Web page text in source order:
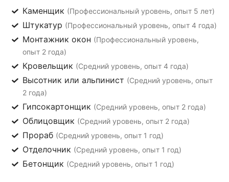
Каменщик (Профессиональный уровень, опыт 5 лет)
Штукатур (Профессиональный уровень, опыт 4 года)
Монтажник окон (Профессиональный уровень,
опыт 2 года)
Кровельщик (Средний уровень, опыт 4 года)
Высотник или альпинист (Средний уровень, опыт
2 года)
Гипсокартонщик (Средний уровень, опыт 2 года)
Облицовщик (Средний уровень, опыт 2 года)
Прораб (Средний уровень, опыт 1 год)
Отделочник (Средний уровень, опыт 1 год)
Бетонщик (Средний уровень, опыт 1 год)